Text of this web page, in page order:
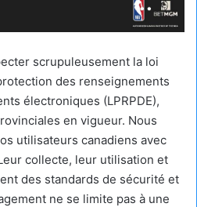
scrupuleusement la loi
des renseignements
électroniques (LPRPDE),
en vigueur. Nous
utilisateurs canadiens avec
collecte, leur utilisation et
des standards de sécurité et
ne se limite pas à une